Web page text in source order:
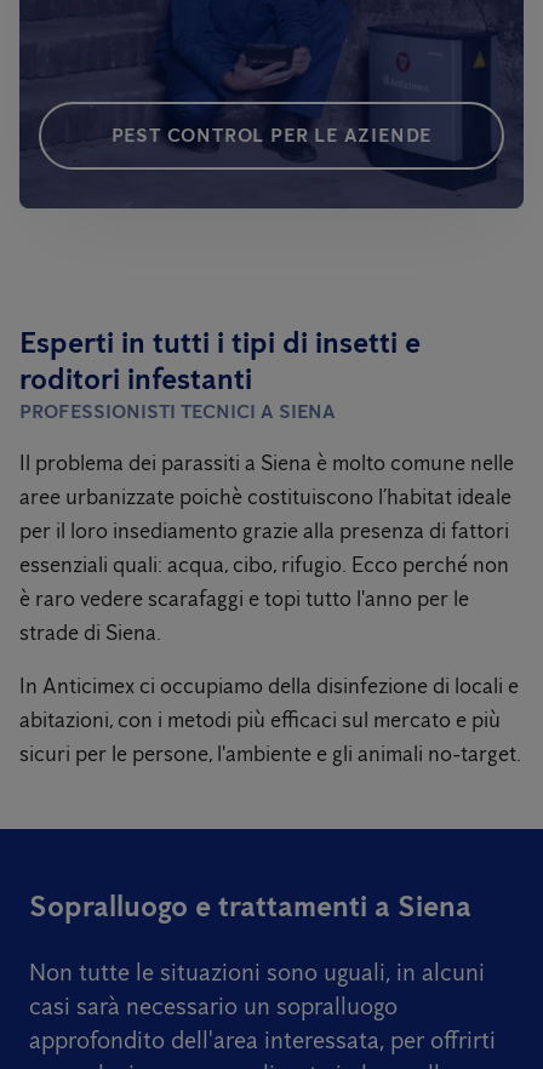
PEST CONTROL PER LE AZIENDE
Esperti in tutti i tipi di insetti e
roditori infestanti
PROFESSIONISTI TECNICI A SIENA
Il problema dei parassiti a Siena è molto comune nelle
aree urbanizzate poichè costituiscono l’habitat ideale
per il loro insediamento grazie alla presenza di fattori
essenziali quali: acqua, cibo, rifugio. Ecco perché non
è raro vedere scarafaggi e topi tutto l'anno per le
strade di Siena.
In Anticimex ci occupiamo della disinfezione di locali e
abitazioni, con i metodi più efficaci sul mercato e più
sicuri per le persone, l'ambiente e gli animali no-target.
Sopralluogo e trattamenti a Siena
Non tutte le situazioni sono uguali, in alcuni
casi sarà necessario un sopralluogo
approfondito dell'area interessata, per offrirti